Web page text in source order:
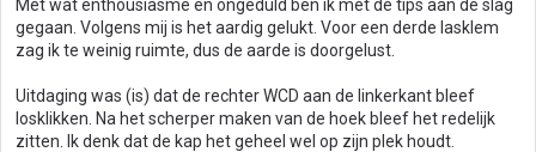
n
:
Met wat enthousiasme en ongeduld ben ik met de tips aan de slag
gegaan. Volgens mij is het aardig gelukt. Voor een derde lasklem
zag ik te weinig ruimte, dus de aarde is doorgelust.
Uitdaging was (is) dat de rechter WCD aan de linkerkant bleef
losklikken. Na het scherper maken van de hoek bleef het redelijk
zitten. Ik denk dat de kap het geheel wel op zijn plek houdt.